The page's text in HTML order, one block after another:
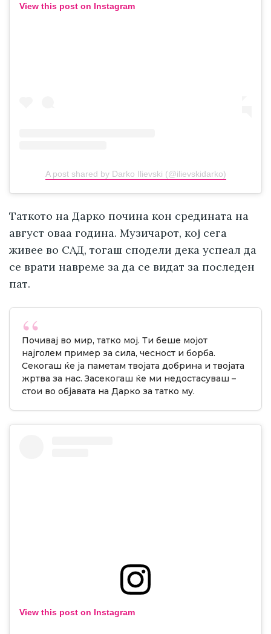
View this post on Instagram
A post shared by Darko Ilievski (@ilievskidarko)
Таткото на Дарко почина кон средината на
август оваа година. Музичарот, кој сега
живее во САД, тогаш сподели дека успеал да
се врати навреме за да се видат за последен
пат.
Почивај во мир, татко мој. Ти беше мојот
најголем пример за сила, чесност и борба.
Секогаш ќе ја паметам твојата добрина и твојата
жртва за нас. Засекогаш ќе ми недостасуваш –
стои во објавата на Дарко за татко му.
View this post on Instagram